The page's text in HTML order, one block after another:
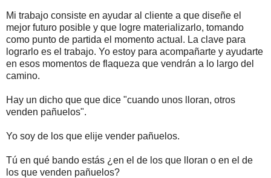
Mi trabajo consiste en ayudar al cliente a que diseñe el
mejor futuro posible y que logre materializarlo, tomando
como punto de partida el momento actual. La clave para
lograrlo es el trabajo. Yo estoy para acompañarte y ayudarte
en esos momentos de flaqueza que vendrán a lo largo del
camino.
Hay un dicho que que dice "cuando unos lloran, otros
venden pañuelos".
Yo soy de los que elije vender pañuelos.
Tú en qué bando estás ¿en el de los que lloran o en el de
los que venden pañuelos?